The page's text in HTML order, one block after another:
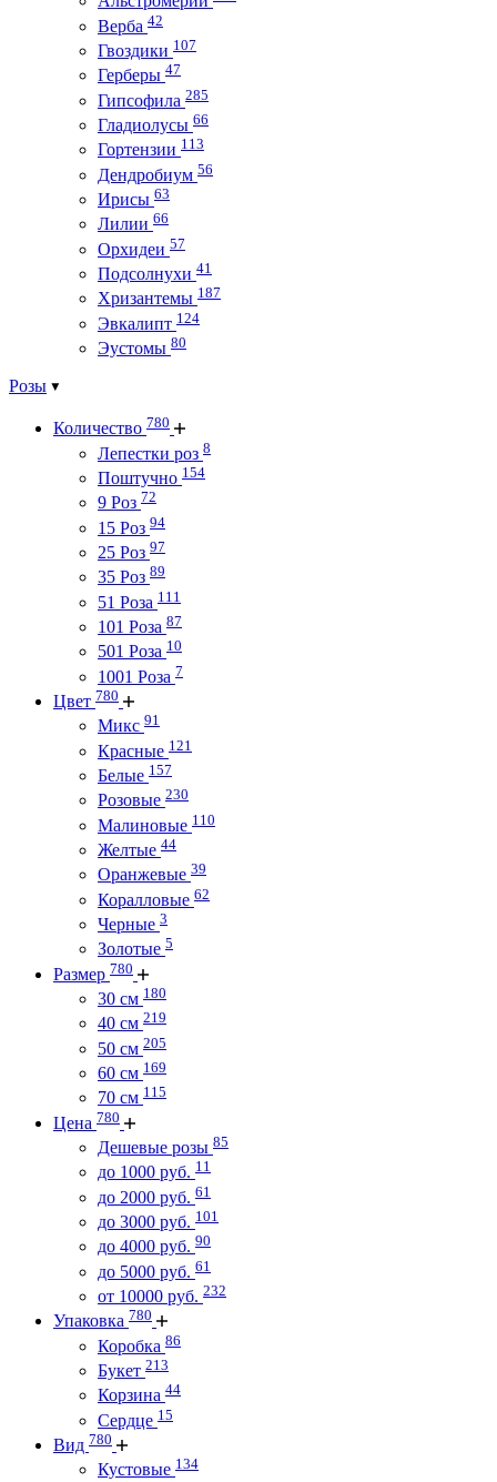
Верба 42
Гвоздики 107
Герберы 47
Гипсофила 285
Гладиолусы 66
Гортензии 113
Дендробиум 56
Ирисы 63
Лилии 66
Орхидеи 57
Подсолнухи 41
Хризантемы 187
Эвкалипт 124
Эустомы 80
Розы
Количество 780
Лепестки роз 8
Поштучно 154
9 Роз 72
15 Роз 94
25 Роз 97
35 Роз 89
51 Роза 111
101 Роза 87
501 Роза 10
1001 Роза 7
Цвет 780
Микс 91
Красные 121
Белые 157
Розовые 230
Малиновые 110
Желтые 44
Оранжевые 39
Коралловые 62
Черные 3
Золотые 5
Размер 780
30 см 180
40 см 219
50 см 205
60 см 169
70 см 115
Цена 780
Дешевые розы 85
до 1000 руб. 11
до 2000 руб. 61
до 3000 руб. 101
до 4000 руб. 90
до 5000 руб. 61
от 10000 руб. 232
Упаковка 780
Коробка 86
Букет 213
Корзина 44
Сердце 15
Вид 780
Кустовые 134